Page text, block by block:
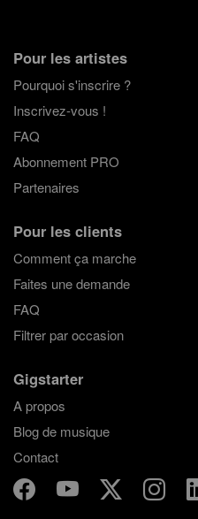
Pour les artistes
Pourquoi s'inscrire ?
Inscrivez-vous !
FAQ
Abonnement PRO
Partenaires
Pour les clients
Comment ça marche
Faites une demande
FAQ
Filtrer par occasion
Gigstarter
A propos
Blog de musique
Contact